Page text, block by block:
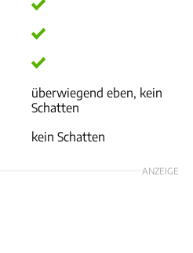
überwiegend eben, kein
Schatten
kein Schatten
ANZEIGE